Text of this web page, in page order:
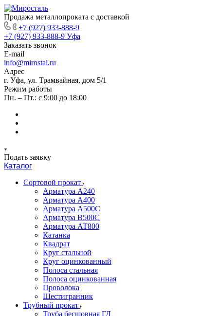
Продажа металлопроката с доставкой
+7 (927) 933-888-9
+7 (927) 933-888-9 Уфа
Заказать звонок
E-mail
info@mirostal.ru
Адрес
г. Уфа, ул. Трамвайная, дом 5/1
Режим работы
Пн. – Пт.: с 9:00 до 18:00
Подать заявку
Каталог
Сортовой прокат
Арматура А240
Арматура А400
Арматура А500C
Арматура В500С
Арматура АТ800
Катанка
Квадрат
Круг стальной
Круг оцинкованный
Полоса стальная
Полоса оцинкованная
Проволока
Шестигранник
Трубный прокат
Труба бесшовная ГД